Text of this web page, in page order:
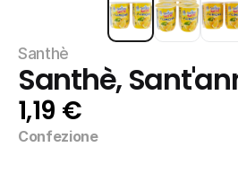
Santhè
Santhè,
1,19 €
Confezione